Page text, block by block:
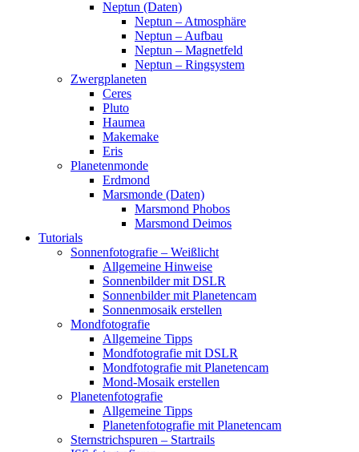
Neptun (Daten)
Neptun – Atmosphäre
Neptun – Aufbau
Neptun – Magnetfeld
Neptun – Ringsystem
Zwergplaneten
Ceres
Pluto
Haumea
Makemake
Eris
Planetenmonde
Erdmond
Marsmonde (Daten)
Marsmond Phobos
Marsmond Deimos
Tutorials
Sonnenfotografie – Weißlicht
Allgemeine Hinweise
Sonnenbilder mit DSLR
Sonnenbilder mit Planetencam
Sonnenmosaik erstellen
Mondfotografie
Allgemeine Tipps
Mondfotografie mit DSLR
Mondfotografie mit Planetencam
Mond-Mosaik erstellen
Planetenfotografie
Allgemeine Tipps
Planetenfotografie mit Planetencam
Sternstrichspuren – Startrails